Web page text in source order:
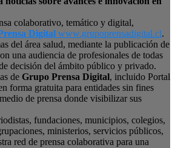
colaborativo, temático y digital,
Digital www.grupoprensadigital.cl.
del área salud, mediante la publicación de
una audiencia de profesionales de todas
decisión del ámbito público y privado.
de Grupo Prensa Digital, incluido Portal
forma gratuita para entidades sin fines
de prensa donde visibilizar sus
fundaciones, municipios, colegios,
ministerios, servicios públicos,
red de prensa colaborativa para una